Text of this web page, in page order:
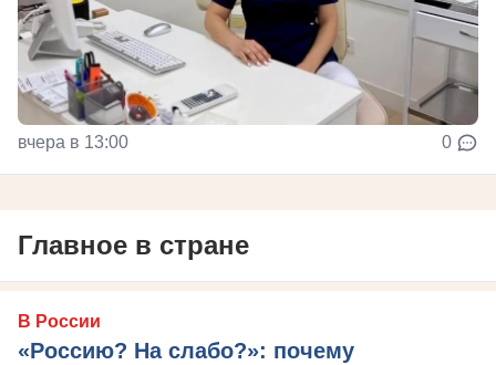
вчера в 13:00 0
Главное в стране
В России
«Россию? На слабо?»: почему